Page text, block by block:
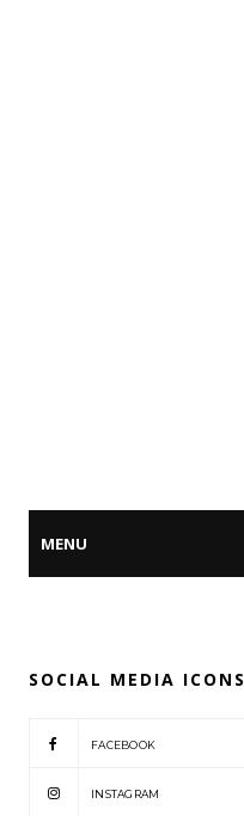
SOCIAL MEDIA ICONS
FACEBOOK
INSTAGRAM